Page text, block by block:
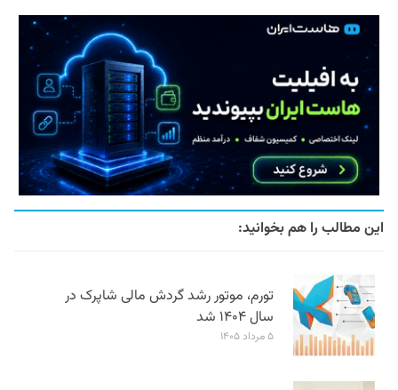
این مطالب را هم بخوانید:
تورم، موتور رشد گردش مالی شاپرک در
سال ۱۴۰۴ شد
۵ مرداد ۱۴۰۵